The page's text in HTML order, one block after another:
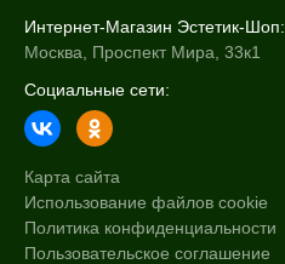
Интернет-Магазин Эстетик-Шоп:
Москва, Проспект Мира, 33к1
Социальные сети:
Карта сайта
Использование файлов cookie
Политика конфиденциальности
Пользовательское соглашение